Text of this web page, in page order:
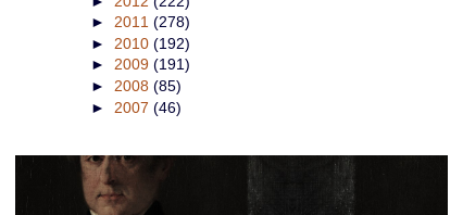
► 2011 (278)
► 2010 (192)
► 2009 (191)
► 2008 (85)
► 2007 (46)